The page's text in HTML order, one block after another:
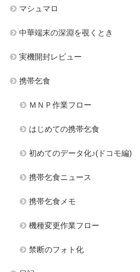
マシュマロ
中華端末の深淵を覗くとき
実機開封レビュー
携帯乞食
ＭＮＰ作業フロー
はじめての携帯乞食
初めてのデータ化♪(ドコモ編)
携帯乞食ニュース
携帯乞食メモ
機種変更作業フロー
禁断のフォト化